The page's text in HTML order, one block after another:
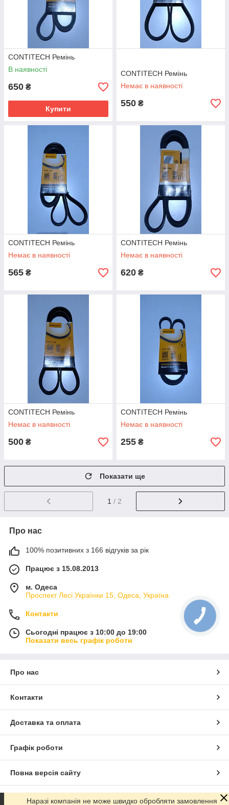
CONTITECH Ремінь
В наявності
650 ₴
Купити
CONTITECH Ремінь
Немає в наявності
550 ₴
CONTITECH Ремінь
Немає в наявності
565 ₴
CONTITECH Ремінь
Немає в наявності
620 ₴
CONTITECH Ремінь
Немає в наявності
500 ₴
CONTITECH Ремінь
Немає в наявності
255 ₴
Показати ще
1 / 2
Про нас
100% позитивних з 166 відгуків за рік
Працює з 15.08.2013
м. Одеса
Проспект Лесі Українки 15, Одеса, Україна
Контакти
Сьогодні працює з 10:00 до 19:00
Показати весь графік роботи
Про нас
Контакти
Доставка та оплата
Графік роботи
Повна версія сайту
Сайт створено на маркетплейсі Prom.ua
Наразі компанія не може швидко обробляти замовлення